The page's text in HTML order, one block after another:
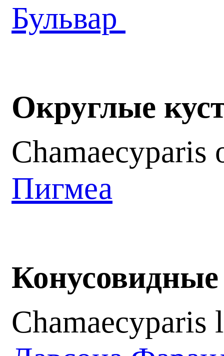
Бульвар
Округлые
Chamaecyparis
Пигмеа
Chamaecyparis